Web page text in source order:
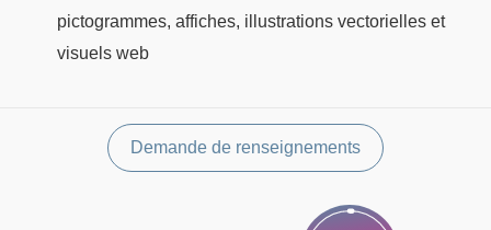
pictogrammes, affiches, illustrations vectorielles et
visuels web
Demande de renseignements